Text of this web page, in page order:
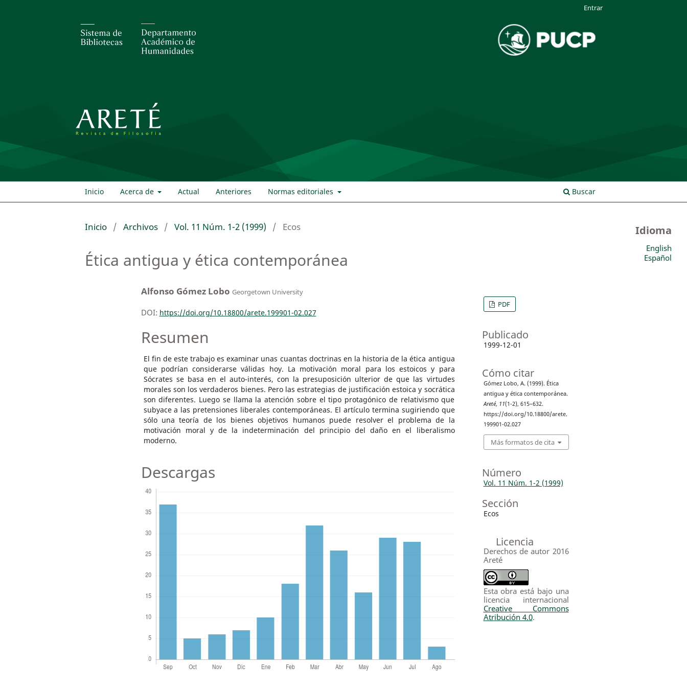
Inicio Acerca de Actual Anteriores Normas editoriales Buscar
Entrar
Inicio / Archivos / Vol. 11 Núm. 1-2 (1999) / Ecos
Ética antigua y ética contemporánea
Alfonso Gómez Lobo Georgetown University
DOI: https://doi.org/10.18800/arete.199901-02.027
Resumen
El fin de este trabajo es examinar unas cuantas doctrinas en la historia de la ética antigua
que podrían considerarse válidas hoy. La motivación moral para los estoicos y para
Sócrates se basa en el auto-interés, con la presuposición ulterior de que las virtudes
morales son los verdaderos bienes. Pero las estrategias de justificación estoica y socrática
son diferentes. Luego se llama la atención sobre el tipo protagónico de relativismo que
subyace a las pretensiones liberales contemporáneas. El artículo termina sugiriendo que
sólo una teoría de los bienes objetivos humanos puede resolver el problema de la
motivación moral y de la indeterminación del principio del daño en el liberalismo
moderno.
Descargas
PDF
Publicado
1999-12-01
Cómo citar
Gómez Lobo, A. (1999). Ética
antigua y ética contemporánea.
Areté, 11(1-2), 615–632.
https://doi.org/10.18800/arete.
199901-02.027
Más formatos de cita
Número
Vol. 11 Núm. 1-2 (1999)
Sección
Ecos
Licencia
Derechos de autor 2016
Areté
Esta obra está bajo una
licencia internacional
Creative Commons
Atribución 4.0.
Idioma
English
Español